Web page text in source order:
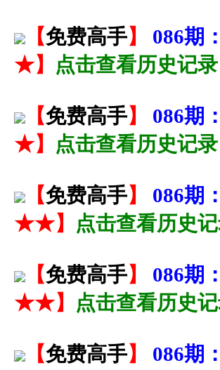
【免费高手】
086期
★】
点击查看历史记录
【免费高手】
086期
★】
点击查看历史记录
【免费高手】
086期
★★】
点击查看历史
【免费高手】
086期
★★】
点击查看历史
【免费高手】
086期